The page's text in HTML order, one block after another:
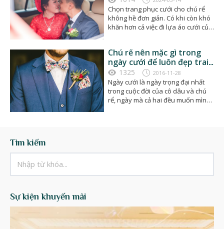
Chọn trang phục cưới cho chú rể
không hề đơn giản. Có khi còn khó
khăn hơn cả việc đi lựa áo cưới của
Chú rể nên mặc gì trong
ngày cưới để luôn đẹp trai
và khí chất ngút trời
1325 2016-11-28
Ngày cưới là ngày trọng đại nhất
trong cuộc đời của cô dâu và chú
rể, ngày mà cả hai đều muốn mình
Tìm kiếm
Sự kiện khuyến mãi